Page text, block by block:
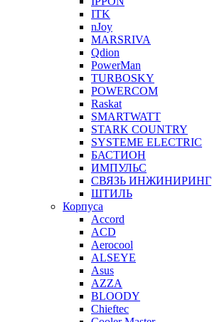
ITK
nJoy
MARSRIVA
Qdion
PowerMan
TURBOSKY
POWERCOM
Raskat
SMARTWATT
STARK COUNTRY
SYSTEME ELECTRIC
БАСТИОН
ИМПУЛЬС
СВЯЗЬ ИНЖИНИРИНГ
ШТИЛЬ
Корпуса
Accord
ACD
Aerocool
ALSEYE
Asus
AZZA
BLOODY
Chieftec